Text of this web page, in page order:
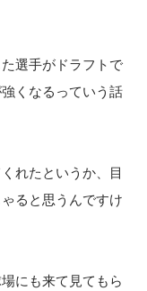
選手がドラフトで
くなるっていう話
れたというか、目
ると思うんですけ
にも来て見てもら